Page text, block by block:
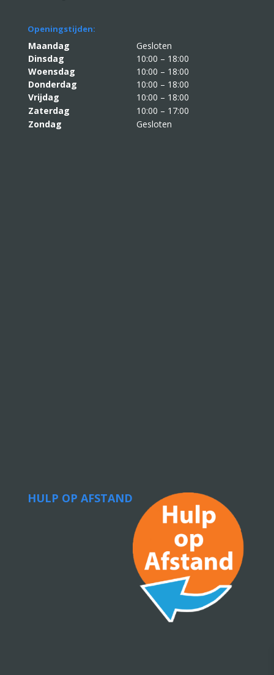
Openingstijden:
Maandag
Gesloten
Dinsdag
10:00 – 18:00
Woensdag
10:00 – 18:00
Donderdag
10:00 – 18:00
Vrijdag
10:00 – 18:00
Zaterdag
10:00 – 17:00
Zondag
Gesloten
HULP OP AFSTAND